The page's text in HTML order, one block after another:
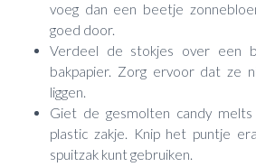
voeg dan een beetje
goed door.
Verdeel de stokjes over een
bakpapier. Zorg ervoor dat ze
liggen.
Giet de gesmolten candy
plastic zakje. Knip het puntje
spuitzak kunt gebruiken.